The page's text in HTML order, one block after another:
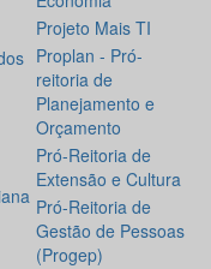
Projeto Mais TI
Proplan - Pró-
reitoria de
Planejamento e
Orçamento
Pró-Reitoria de
Extensão e Cultura
Pró-Reitoria de
Gestão de Pessoas
(Progep)